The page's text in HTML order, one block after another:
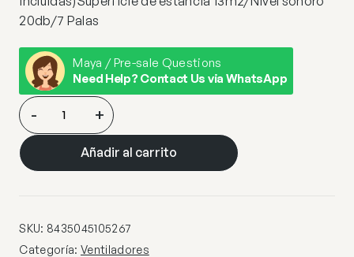
20db/7 Palas
Maya / Pre-sale Questions
Need Help? Contact Us via WhatsApp
VENTILADOR
TOM
BLANCO
50CM
PALAS
cantidad
- +
Añadir al carrito
SKU: 8435045105267
Categoría: Ventiladores